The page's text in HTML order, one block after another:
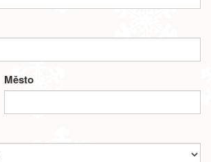
Město